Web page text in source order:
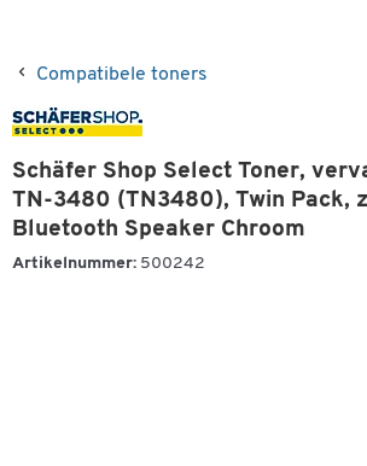
Compatibele toners
Schäfer Shop Select Toner,
TN-3480 (TN3480), Twin Pack,
Bluetooth Speaker Chroom
Artikelnummer: 500242